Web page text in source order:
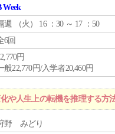
Week
週 （火 ） 16 ：30 ～ 17 ：50
6回
円
般22,770円/入学者20,460円
や人生上の転機を推理する方
野 みどり